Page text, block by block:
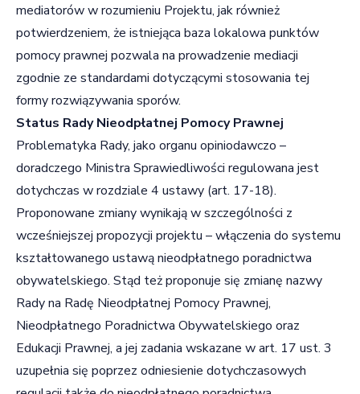
mediatorów w rozumieniu Projektu, jak również
potwierdzeniem, że istniejąca baza lokalowa punktów
pomocy prawnej pozwala na prowadzenie mediacji
zgodnie ze standardami dotyczącymi stosowania tej
formy rozwiązywania sporów.
Status Rady Nieodpłatnej Pomocy Prawnej
Problematyka Rady, jako organu opiniodawczo –
doradczego Ministra Sprawiedliwości regulowana jest
dotychczas w rozdziale 4 ustawy (art. 17-18).
Proponowane zmiany wynikają w szczególności z
wcześniejszej propozycji projektu – włączenia do systemu
kształtowanego ustawą nieodpłatnego poradnictwa
obywatelskiego. Stąd też proponuje się zmianę nazwy
Rady na Radę Nieodpłatnej Pomocy Prawnej,
Nieodpłatnego Poradnictwa Obywatelskiego oraz
Edukacji Prawnej, a jej zadania wskazane w art. 17 ust. 3
uzupełnia się poprzez odniesienie dotychczasowych